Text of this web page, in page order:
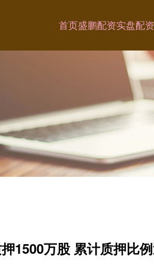
首页盛鹏配资实盘配
1500万股 累计质押比